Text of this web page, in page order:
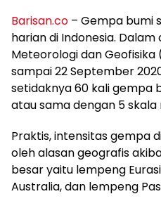
Barisan.co – Gempa bumi
harian di Indonesia.
Meteorologi dan Geofisika
sampai 22 September
setidaknya 60 kali gempa
atau sama dengan 5 skala
Praktis, intensitas gempa
oleh alasan geografis
besar yaitu lempeng
Australia, dan lempeng